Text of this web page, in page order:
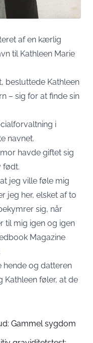
af en kærlig
til Kathleen Marie
besluttede Kathleen
– sig for at finde sin
i
navnet.
havde giftet sig
født.
jeg ville føle mig
jeg her, elsket af to
sig, når
til mig igen og igen
Magazine
og datteren
Kathleen føler, at de
Gammel sygdom